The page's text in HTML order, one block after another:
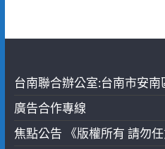
台南聯合辦公室:台南市安
廣告合作專線
焦點公告 《版權所有 請勿任